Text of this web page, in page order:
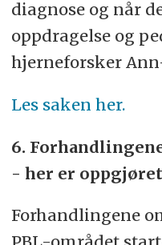
diagnose og når
oppdragelse og
hjerneforsker
Les saken her.
6.
- her er oppgjøret
Forhandlingene